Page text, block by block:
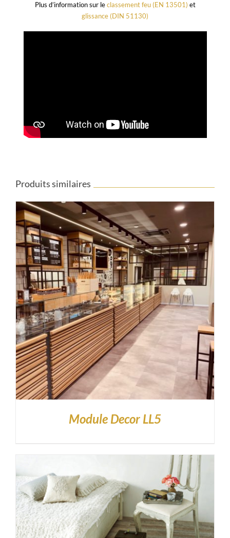
Plus d’information sur leclassement feu (EN 13501) et
glissance (DIN 51130)
Produits similaires
Module Decor LL5